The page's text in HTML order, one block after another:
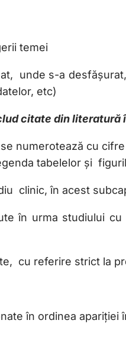
temei
unde s-a
etc)
citate din literatură
numerotează cu
tabelelor și
clinic, în acest
în urma studiului
cu referire strict la
în ordinea apariției